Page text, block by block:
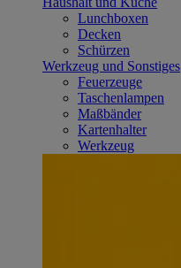
Lunchboxen
Decken
Schürzen
Werkzeug und Sonstiges
Feuerzeuge
Taschenlampen
Maßbänder
Kartenhalter
Werkzeug